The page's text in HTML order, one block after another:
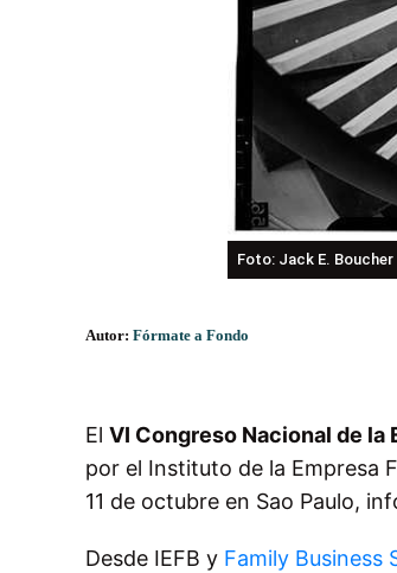
Foto: Jack E.
Autor: Fórmate a Fondo
El VI Congreso Nacional de la
por el Instituto de la Empresa
11 de octubre en Sao Paulo,
Desde IEFB y Family Business